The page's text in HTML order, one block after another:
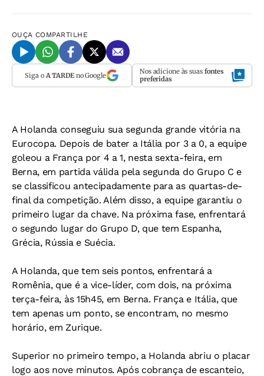
OUÇA COMPARTILHE
Siga o A TARDEno Google Nos adicione às suas fontes
preferidas
A Holanda conseguiu sua segunda grande vitória na
Eurocopa. Depois de bater a Itália por 3 a 0, a equipe
goleou a França por 4 a 1, nesta sexta-feira, em
Berna, em partida válida pela segunda do Grupo C e
se classificou antecipadamente para as quartas-de-
final da competição. Além disso, a equipe garantiu o
primeiro lugar da chave. Na próxima fase, enfrentará
o segundo lugar do Grupo D, que tem Espanha,
Grécia, Rússia e Suécia.
A Holanda, que tem seis pontos, enfrentará a
Romênia, que é a vice-líder, com dois, na próxima
terça-feira, às 15h45, em Berna. França e Itália, que
tem apenas um ponto, se encontram, no mesmo
horário, em Zurique.
Superior no primeiro tempo, a Holanda abriu o placar
logo aos nove minutos. Após cobrança de escanteio,